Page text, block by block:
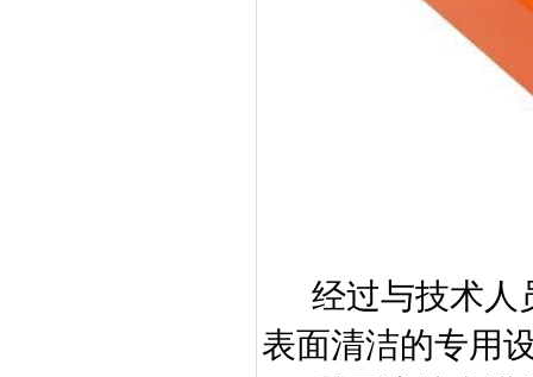
经过与技术人
表面清洁的专用